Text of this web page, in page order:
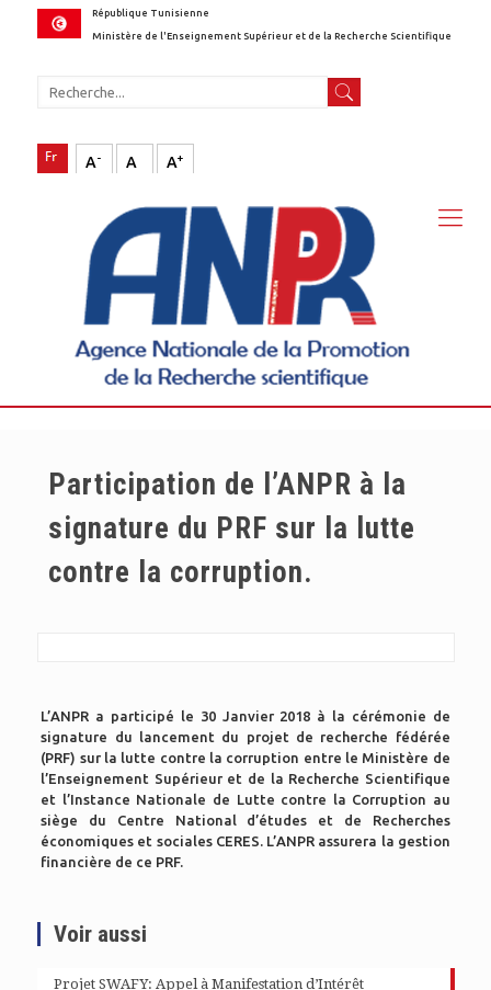
République Tunisienne
Ministère de l'Enseignement Supérieur et de la Recherche Scientifique
A- A A+
Participation de l’ANPR à la
signature du PRF sur la lutte
contre la corruption.
L’ANPR a participé le 30 Janvier 2018 à la cérémonie de
signature du lancement du projet de recherche fédérée
(PRF) sur la lutte contre la corruption entre le Ministère de
l’Enseignement Supérieur et de la Recherche Scientifique
et l’Instance Nationale de Lutte contre la Corruption au
siège du Centre National d’études et de Recherches
économiques et sociales CERES. L’ANPR assurera la gestion
financière de ce PRF.
Voir aussi
Projet SWAFY: Appel à Manifestation d’Intérêt